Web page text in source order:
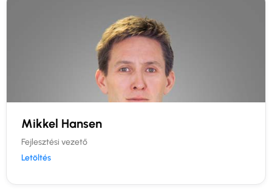
Mikkel Hansen
Fejlesztési vezető
Letöltés